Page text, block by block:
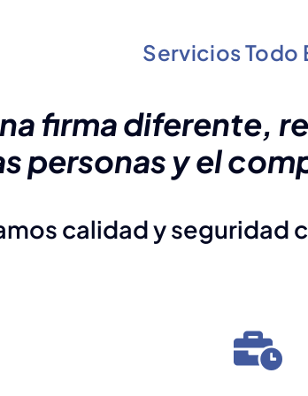
Servicios Todo
firma diferente,
personas y el
calidad y seguridad